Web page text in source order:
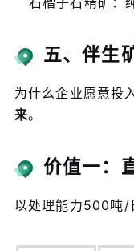
五、伴生
为什么企业愿意投
来。
价值一：
以处理能力500吨/